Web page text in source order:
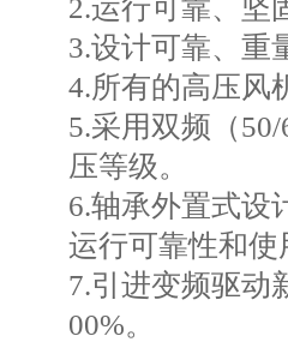
2.运行可靠、坚
3.设计可靠、重
4.所有的高压风
5.采用双频（
压等级。
6.轴承外置式设
运行可靠性和使
7.引进变频驱动
00%。